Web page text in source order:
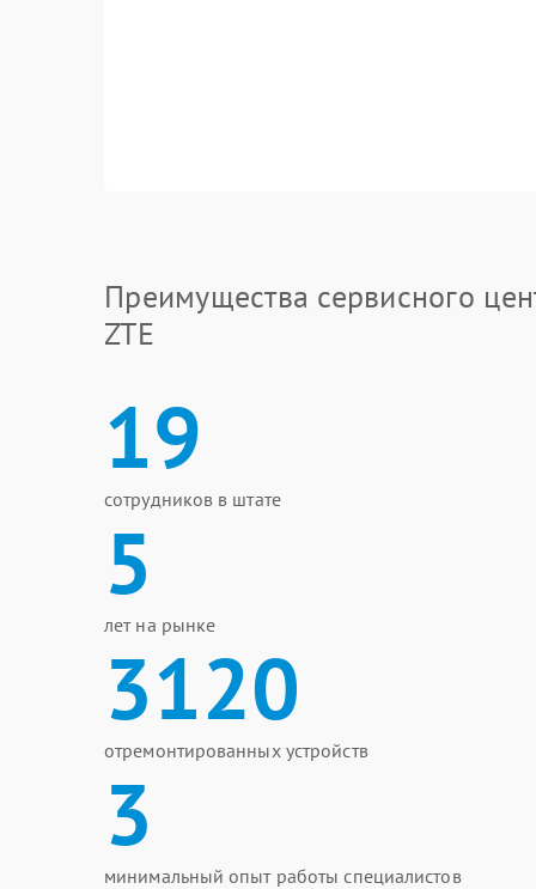
Преимущества сервисного
ZTE
19
сотрудников в штате
5
лет на рынке
3120
отремонтированных устройств
3
минимальный опыт работы специалистов